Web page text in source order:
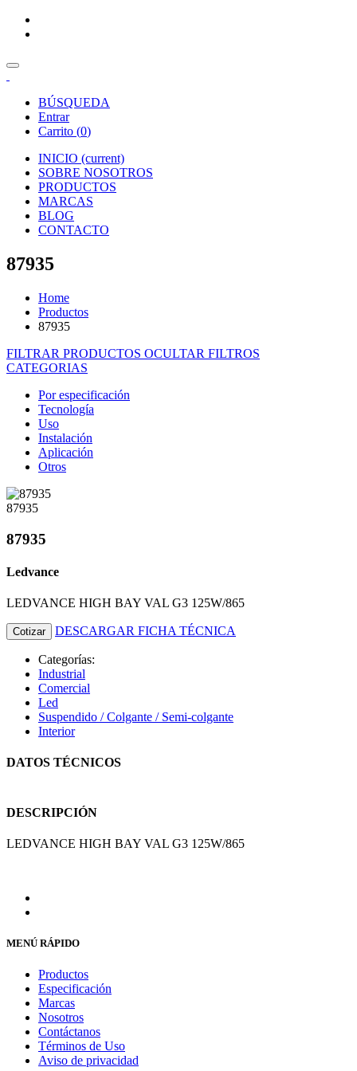
BÚSQUEDA
Entrar
Carrito (0)
INICIO (current)
SOBRE NOSOTROS
PRODUCTOS
MARCAS
BLOG
CONTACTO
87935
Home
Productos
87935
FILTRAR PRODUCTOS OCULTAR FILTROS
CATEGORIAS
Por especificación
Tecnología
Uso
Instalación
Aplicación
Otros
87935
87935
Ledvance
LEDVANCE HIGH BAY VAL G3 125W/865
Cotizar DESCARGAR FICHA TÉCNICA
Categorías:
Industrial
Comercial
Led
Suspendido / Colgante / Semi-colgante
Interior
DATOS TÉCNICOS
DESCRIPCIÓN
LEDVANCE HIGH BAY VAL G3 125W/865
MENÚ RÁPIDO
Productos
Especificación
Marcas
Nosotros
Contáctanos
Términos de Uso
Aviso de privacidad